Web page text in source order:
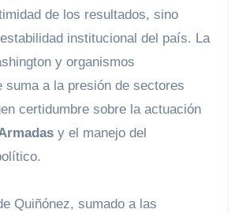
de los resultados, sino
institucional del país. La
y organismos
suma a la presión de sectores
certidumbre sobre la actuación
y el manejo del
Quiñónez, sumado a las